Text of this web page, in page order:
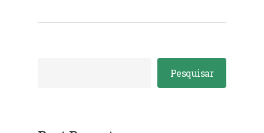
Pesquisar